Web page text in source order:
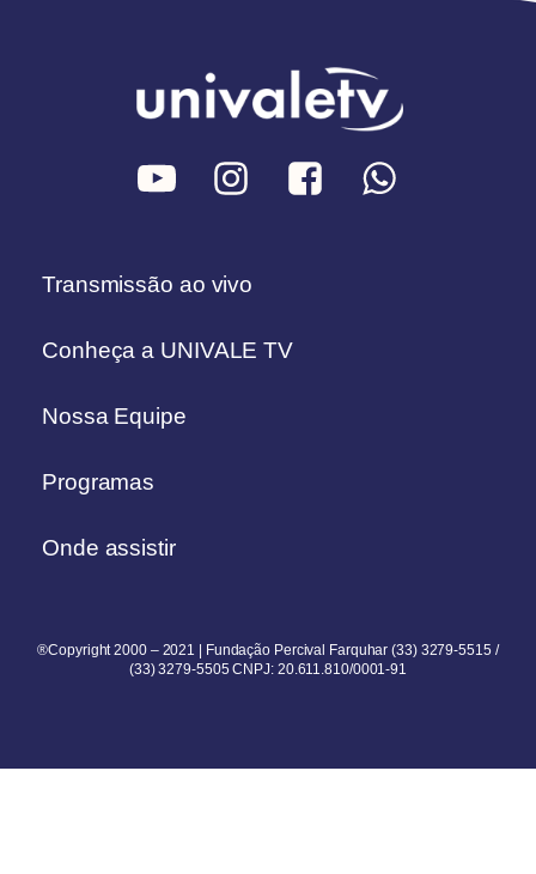
Transmissão ao vivo
Conheça a UNIVALE TV
Nossa Equipe
Programas
Onde assistir
®Copyright 2000 – 2021 | Fundação Percival Farquhar (33) 3279-5515 /
(33) 3279-5505 CNPJ: 20.611.810/0001-91